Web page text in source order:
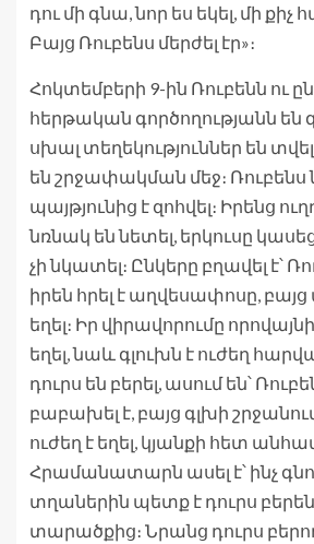
դու մի գնա, նոր ես եկել, մի
Բայց Ռուբենս մերժել էր»։
Հոկտեմբերի 9-ին Ռուբենն ու
հերթական գործողությանն են
սխալ տեղեկություններ են
են շրջափակման մեջ։ Ռուբենս
պայթյունից է զոհվել։ Իրենց
նռնակ են նետել, երկուսը
չի նկատել։ Ընկերը բղավել է՝
իրեն հրել է աղվեսափոսը, բայց
եղել։ Իր վիրավորումը
եղել, նաև գլուխն է ուժեղ
դուրս են բերել, ասում են՝
բաբախել է, բայց գլխի
ուժեղ է եղել, կյանքի հետ
Հրամանատարն ասել է՝ ինչ գնով
տղաներին պետք է դուրս
տարածքից։ Նրանց դուրս